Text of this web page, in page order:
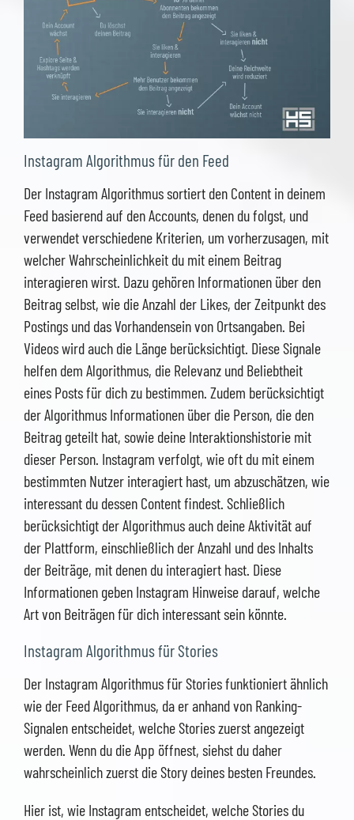
Instagram Algorithmus für den Feed
Der Instagram Algorithmus sortiert den Content in deinem
Feed basierend auf den Accounts, denen du folgst, und
verwendet verschiedene Kriterien, um vorherzusagen, mit
welcher Wahrscheinlichkeit du mit einem Beitrag
interagieren wirst. Dazu gehören Informationen über den
Beitrag selbst, wie die Anzahl der Likes, der Zeitpunkt des
Postings und das Vorhandensein von Ortsangaben. Bei
Videos wird auch die Länge berücksichtigt. Diese Signale
helfen dem Algorithmus, die Relevanz und Beliebtheit
eines Posts für dich zu bestimmen. Zudem berücksichtigt
der Algorithmus Informationen über die Person, die den
Beitrag geteilt hat, sowie deine Interaktionshistorie mit
dieser Person. Instagram verfolgt, wie oft du mit einem
bestimmten Nutzer interagiert hast, um abzuschätzen, wie
interessant du dessen Content findest. Schließlich
berücksichtigt der Algorithmus auch deine Aktivität auf
der Plattform, einschließlich der Anzahl und des Inhalts
der Beiträge, mit denen du interagiert hast. Diese
Informationen geben Instagram Hinweise darauf, welche
Art von Beiträgen für dich interessant sein könnte.
Instagram Algorithmus für Stories
Der Instagram Algorithmus für Stories funktioniert ähnlich
wie der Feed Algorithmus, da er anhand von Ranking-
Signalen entscheidet, welche Stories zuerst angezeigt
werden. Wenn du die App öffnest, siehst du daher
wahrscheinlich zuerst die Story deines besten Freundes.
Hier ist, wie Instagram entscheidet, welche Stories du